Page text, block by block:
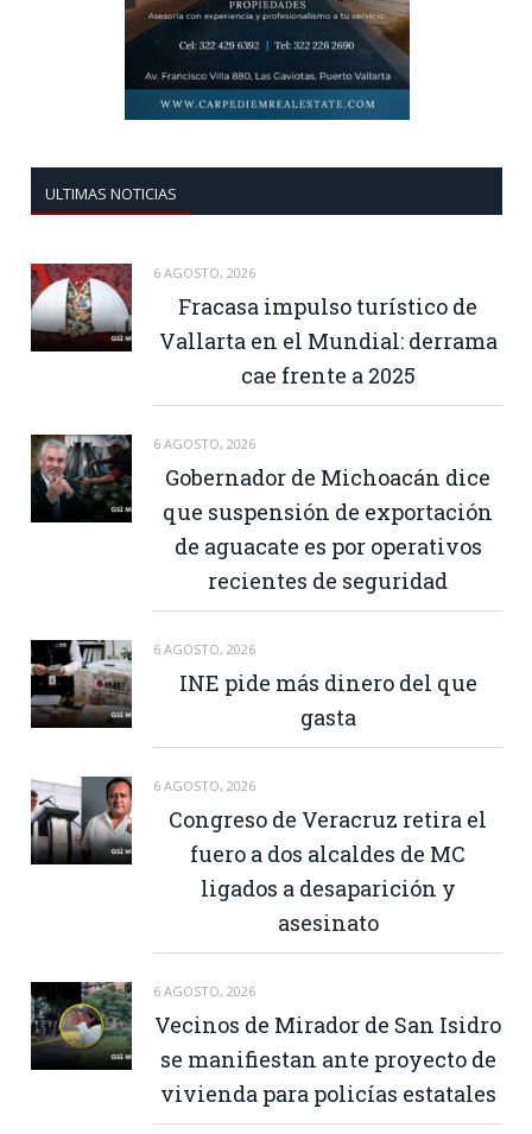
ULTIMAS NOTICIAS
6 AGOSTO, 2026
Fracasa impulso turístico de
Vallarta en el Mundial: derrama
cae frente a 2025
6 AGOSTO, 2026
Gobernador de Michoacán dice
que suspensión de exportación
de aguacate es por operativos
recientes de seguridad
6 AGOSTO, 2026
INE pide más dinero del que
gasta
6 AGOSTO, 2026
Congreso de Veracruz retira el
fuero a dos alcaldes de MC
ligados a desaparición y
asesinato
6 AGOSTO, 2026
Vecinos de Mirador de San Isidro
se manifiestan ante proyecto de
vivienda para policías estatales